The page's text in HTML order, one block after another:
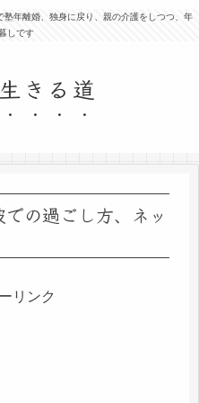
年離婚、独身に戻り、親の介護をしつつ、年
しです
きる道
の過ごし方、ネッ
リンク